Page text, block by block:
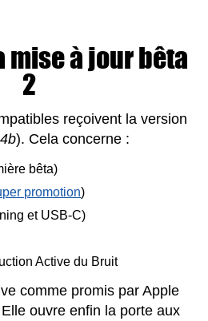
mise à jour bêta
2
reçoivent la version
). Cela concerne :
bêta)
promotion)
et USB-C)
Active du Bruit
comme promis par Apple
ouvre enfin la porte aux